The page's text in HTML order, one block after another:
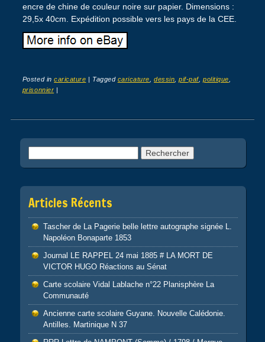
encre de chine de couleur noire sur papier. Dimensions :
29,5x 40cm. Expédition possible vers les pays de la CEE.
Posted incaricature Tagged caricature,dessin,pif-paf,politique,
prisonnier
Post navigation
Articles Récents
Tascher de La Pagerie belle lettre autographe signée L.
Napoléon Bonaparte 1853
Journal LE RAPPEL 24 mai 1885 # LA MORT DE
VICTOR HUGO Réactions au Sénat
Carte scolaire Vidal Lablache n°22 Planisphère La
Communauté
Ancienne carte scolaire Guyane. Nouvelle Calédonie.
Antilles. Martinique N 37